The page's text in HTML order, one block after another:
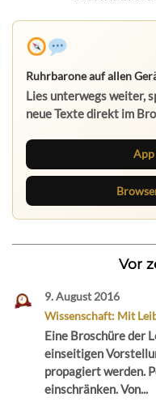
Ruhrbarone auf allen
Lies unterwegs weiter,
neue Texte direkt im
Vor
9. August 2016
Wissenschaft: Mit
Eine Broschüre der
einseitigen
propagiert werden.
einschränken. Von...